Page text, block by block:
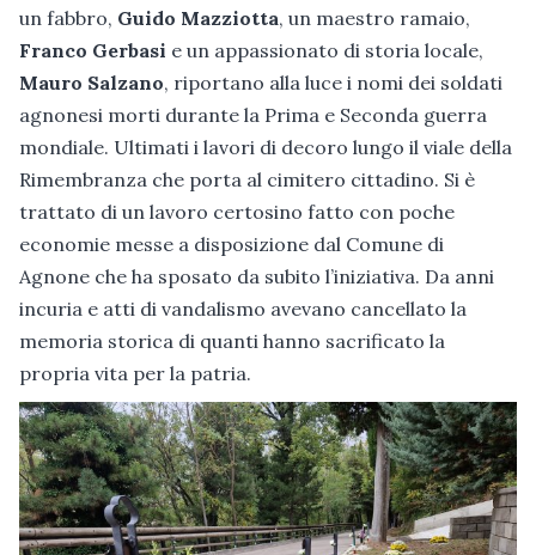
un fabbro, Guido Mazziotta, un maestro ramaio,
Franco Gerbasi e un appassionato di storia locale,
Mauro Salzano, riportano alla luce i nomi dei soldati
agnonesi morti durante la Prima e Seconda guerra
mondiale. Ultimati i lavori di decoro lungo il viale della
Rimembranza che porta al cimitero cittadino. Si è
trattato di un lavoro certosino fatto con poche
economie messe a disposizione dal Comune di
Agnone che ha sposato da subito l’iniziativa. Da anni
incuria e atti di vandalismo avevano cancellato la
memoria storica di quanti hanno sacrificato la
propria vita per la patria.